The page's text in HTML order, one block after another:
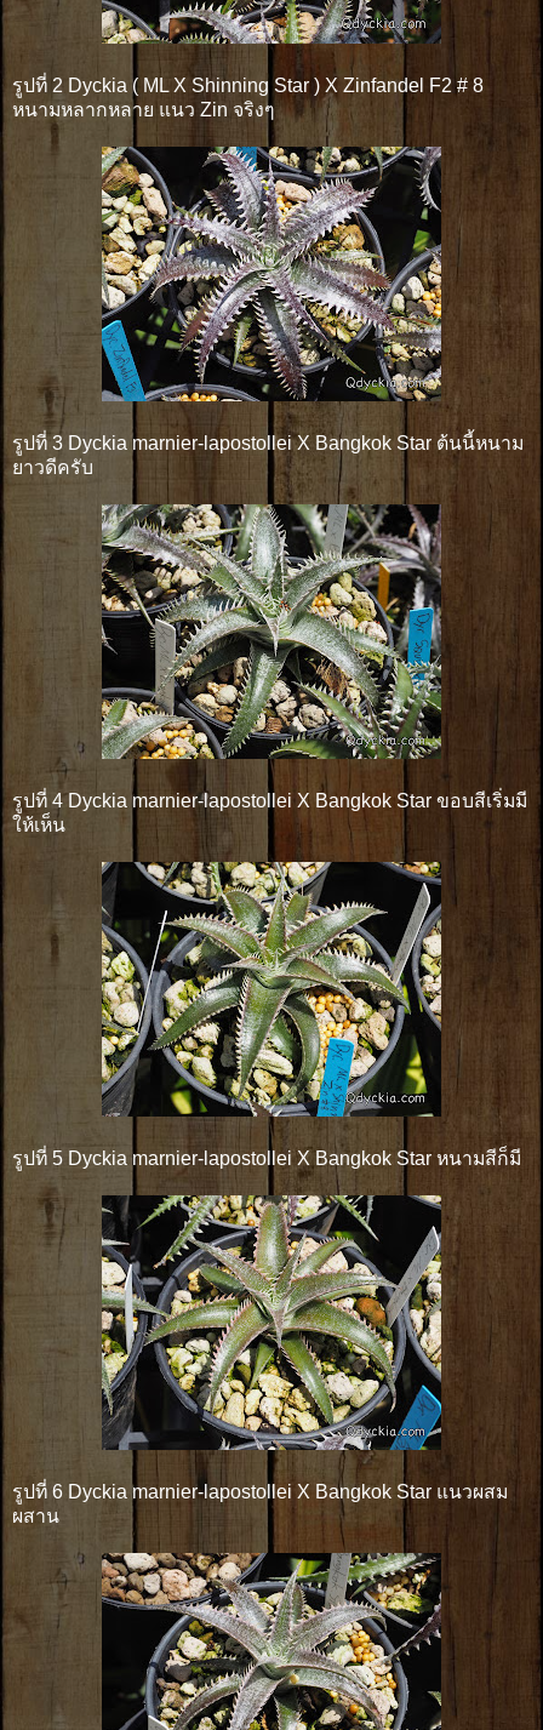
รูปที่ 2 Dyckia ( ML X Shinning Star ) X Zinfandel F2 # 8
หนามหลากหลาย แนว Zin จริงๆ
รูปที่ 3 Dyckia marnier-lapostollei X Bangkok Star ต้นนี้หนาม
ยาวดีครับ
รูปที่ 4 Dyckia marnier-lapostollei X Bangkok Star ขอบสีเริ่มมี
ให้เห็น
รูปที่ 5 Dyckia marnier-lapostollei X Bangkok Star หนามสีก็มี
รูปที่ 6 Dyckia marnier-lapostollei X Bangkok Star แนวผสม
ผสาน